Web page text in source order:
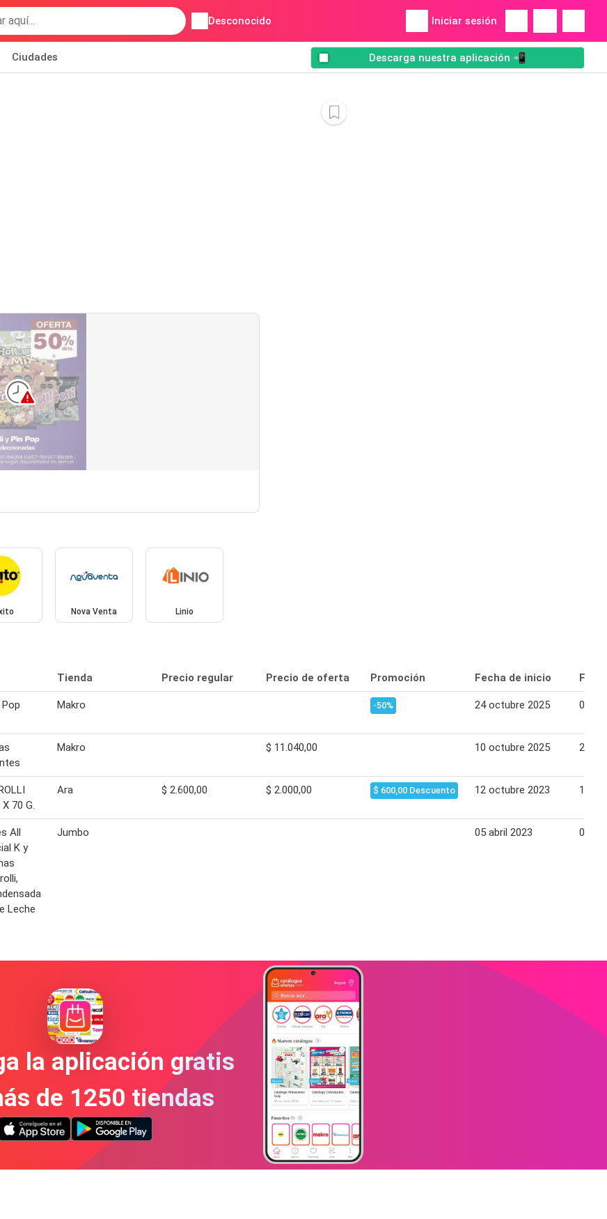
Desconocido Iniciar sesión
Ciudades Descarga nuestra aplicación 📲
Nova Venta Linio
Tienda Precio regular Precio de oferta Promoción Fecha de inicio
Makro -50% 24 octubre 2025 01
Makro $ 11.040,00 10 octubre 2025 24
70 G.
Ara $ 2.600,00 $ 2.000,00 $ 600,00 Descuento 12 octubre 2023 18
All
K y
Leche
Jumbo 05 abril 2023 09
la aplicación gratis
de 1250 tiendas